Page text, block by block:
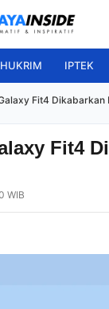
HUKRIM IPTEK
Fit4 Dikabarkan
Fit4
WIB